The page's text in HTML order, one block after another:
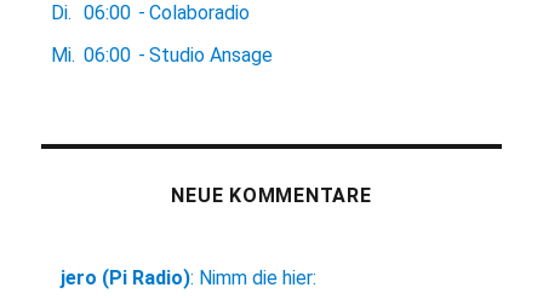
Di.
06:00 - Colaboradio
Mi. 06:00 - Studio Ansage
NEUE KOMMENTARE
jero (Pi Radio): Nimm die hier: